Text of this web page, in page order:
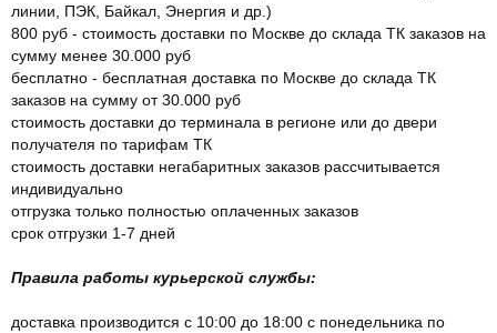
линии, ПЭК, Байкал, Энергия и др.)
800 руб - стоимость доставки по Москве до склада ТК заказов на
сумму менее 30.000 руб
бесплатно - бесплатная доставка по Москве до склада ТК
заказов на сумму от 30.000 руб
стоимость доставки до терминала в регионе или до двери
получателя по тарифам ТК
стоимость доставки негабаритных заказов рассчитывается
индивидуально
отгрузка только полностью оплаченных заказов
срок отгрузки 1-7 дней
Правила работы курьерской службы:
доставка производится с 10:00 до 18:00 с понедельника по